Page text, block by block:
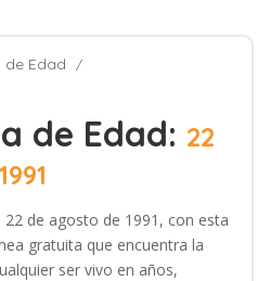
de Edad
de Edad: 22
22 de agosto de 1991, con esta
gratuita que encuentra la
ser vivo en años,